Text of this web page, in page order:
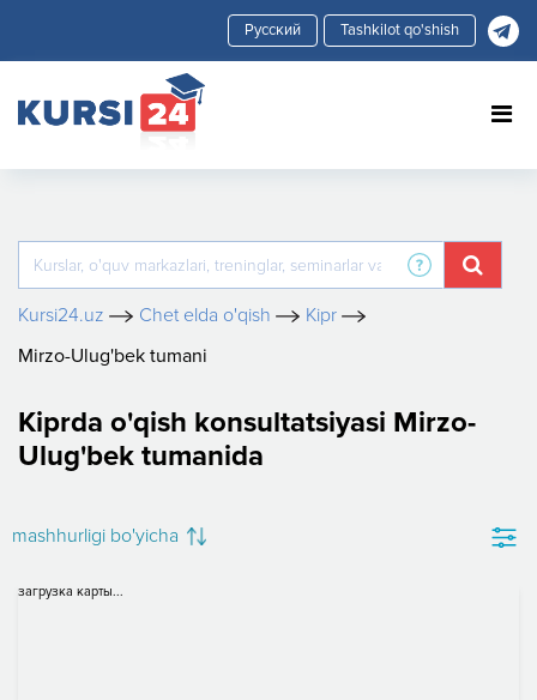
Tashkilot qo'shish
Kursi24.uz Chet elda o'qish
Kipr
Mirzo-Ulug'bek tumani
Kiprda o'qish konsultatsiyasi Mirzo-
Ulug'bek tumanida
mashhurligi bo'yicha
загрузка карты...